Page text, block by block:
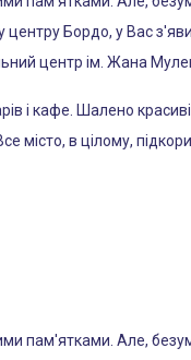
Бордо, у Вас
центр ім. Жана
і кафе. Шалено
місто, в цілому,
пам'ятками. Але,